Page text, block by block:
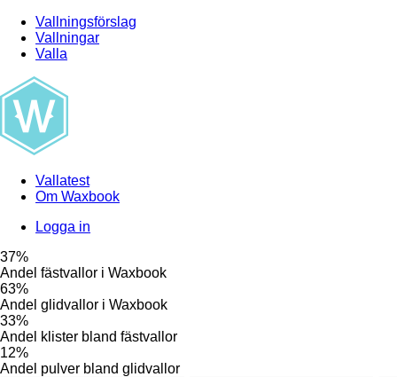
Vallningsförslag
Vallningar
Valla
Vallatest
Om Waxbook
Logga in
37%
Andel fästvallor i Waxbook
63%
Andel glidvallor i Waxbook
33%
Andel klister bland fästvallor
12%
Andel pulver bland glidvallor